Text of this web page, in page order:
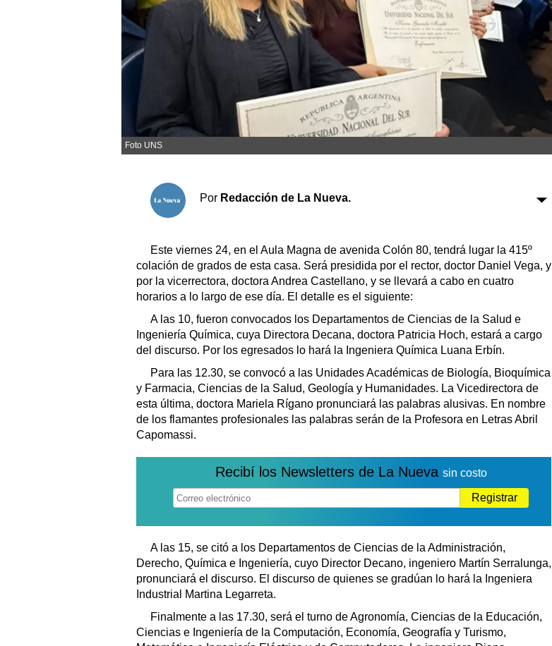
Sociedad y tiempo libre
Sociedad
Tecnología
Turismo
Salud
Es viral
El tiempo
Cartón Lleno
Fúnebres
Horóscopo
Suplementos
Transportes
Loterías
Datos Útiles
Edictos
Teléfonos de urgencia
Foto UNS
Por Redacción de La Nueva.
Este viernes 24, en el Aula Magna de avenida Colón 80, tendrá lugar la 415º
colación de grados de esta casa. Será presidida por el rector, doctor Daniel Vega, y
por la vicerrectora, doctora Andrea Castellano, y se llevará a cabo en cuatro
horarios a lo largo de ese día. El detalle es el siguiente:
A las 10, fueron convocados los Departamentos de Ciencias de la Salud e
Ingeniería Química, cuya Directora Decana, doctora Patricia Hoch, estará a cargo
del discurso. Por los egresados lo hará la Ingeniera Química Luana Erbín.
Para las 12.30, se convocó a las Unidades Académicas de Biología, Bioquímica
y Farmacia, Ciencias de la Salud, Geología y Humanidades. La Vicedirectora de
esta última, doctora Mariela Rígano pronunciará las palabras alusivas. En nombre
de los flamantes profesionales las palabras serán de la Profesora en Letras Abril
Capomassi.
Recibí los Newsletters de La Nueva sin costo
Registrar
A las 15, se citó a los Departamentos de Ciencias de la Administración,
Derecho, Química e Ingeniería, cuyo Director Decano, ingeniero Martín Serralunga,
pronunciará el discurso. El discurso de quienes se gradúan lo hará la Ingeniera
Industrial Martina Legarreta.
Finalmente a las 17.30, será el turno de Agronomía, Ciencias de la Educación,
Ciencias e Ingeniería de la Computación, Economía, Geografía y Turismo,